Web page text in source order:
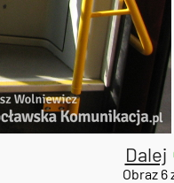
Dalej
Obraz 6